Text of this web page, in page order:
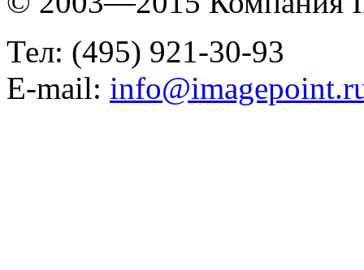
Тел: (495) 921-30-93
E-mail: